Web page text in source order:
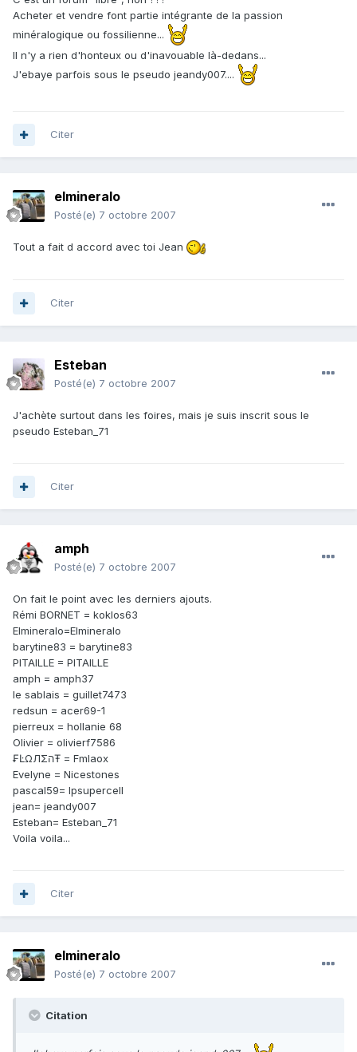
Acheter et vendre font partie intégrante de la passion
minéralogique ou fossilienne...
Il n'y a rien d'honteux ou d'inavouable là-dedans...
J'ebaye parfois sous le pseudo jeandy007....
Citer
elmineralo
Posté(e) 7 octobre 2007
Tout a fait d accord avec toi Jean
Citer
Esteban
Posté(e) 7 octobre 2007
J'achète surtout dans les foires, mais je suis inscrit sous le
pseudo Esteban_71
Citer
amph
Posté(e) 7 octobre 2007
On fait le point avec les derniers ajouts.
Rémi BORNET = koklos63
Elmineralo=Elmineralo
barytine83 = barytine83
PITAILLE = PITAILLE
amph = amph37
le sablais = guillet7473
redsun = acer69-1
pierreux = hollanie 68
Olivier = olivierf7586
₣ĿΩЛΣהŦ = Fmlaox
Evelyne = Nicestones
pascal59= lpsupercell
jean= jeandy007
Esteban= Esteban_71
Voila voila...
Citer
elmineralo
Posté(e) 7 octobre 2007
Citation